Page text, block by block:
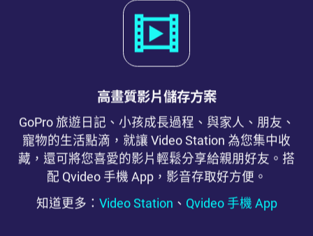
高畫質影片儲存方案
GoPro 旅遊日記、小孩成長過程、與家人、朋友、
寵物的生活點滴，就讓 Video Station 為您集中收
藏，還可將您喜愛的影片輕鬆分享給親朋好友。搭
配 Qvideo 手機 App，影音存取好方便。
知道更多： Video Station 、 Qvideo 手機 App